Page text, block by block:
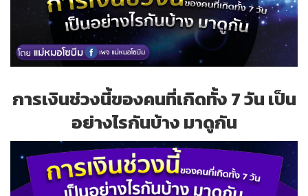
การเงินช่วงนี้ของคนที่เกิดทั้ง 7 วัน เป็น
อย่างไรกันบ้าง มาดูกัน